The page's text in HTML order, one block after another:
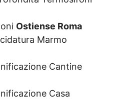
Ostiense Roma
Marmo
Cantine
Casa